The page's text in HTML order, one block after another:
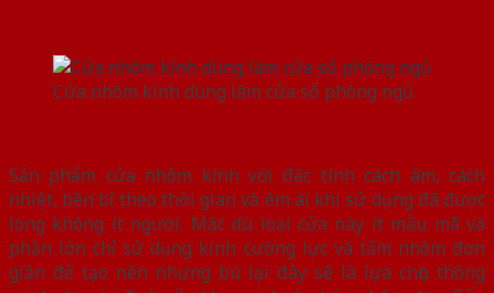
Cửa nhôm kính dùng làm cửa sổ phòng ngủ
Sản phẩm cửa nhôm kính với đặc tính cách âm, cách
nhiệt, bền bỉ theo thời gian và êm ái khi sử dụng đã được
lòng không ít người. Mặc dù loại cửa này ít mẫu mã và
phần lớn chỉ sử dụng kính cường lực và tấm nhôm đơn
giản để tạo nên nhưng bù lại đây sẽ là lựa chọn thông